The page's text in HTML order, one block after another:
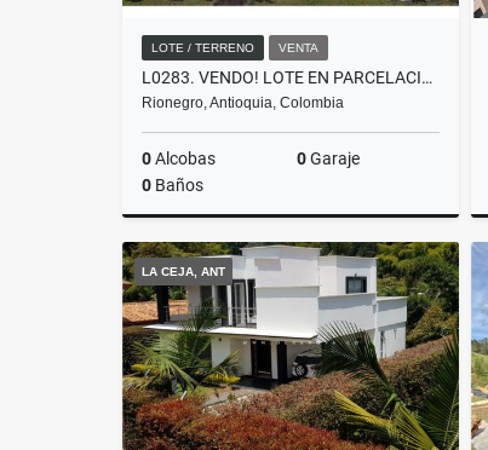
LOTE / TERRENO VENTA
L0283. VENDO! LOTE EN PARCELACIÓN DE ALTA VALORIZACIÓN EN RIONEGRO
Rionegro, Antioquia, Colombia
0Alcobas 0Garaje
0 Baños
Venta
$750.000.000
LA CEJA, ANT